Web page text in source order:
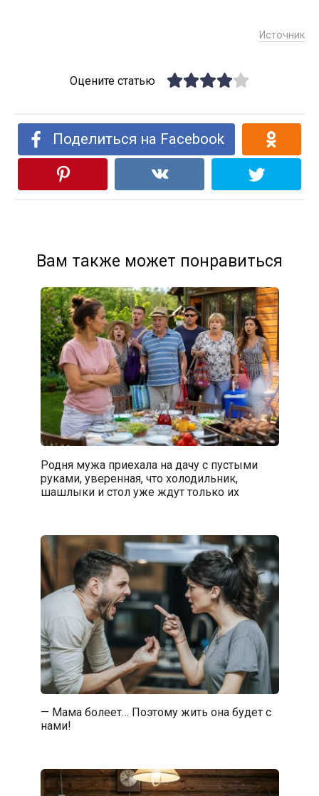
Источник
Оцените статью
Поделиться на Facebook
Вам также может понравиться
Родня мужа приехала на дачу с пустыми
руками, уверенная, что холодильник,
шашлыки и стол уже ждут только их
— Мама болеет… Поэтому жить она будет с
нами!